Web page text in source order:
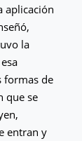
aplicación
la
formas de
que se
entran y